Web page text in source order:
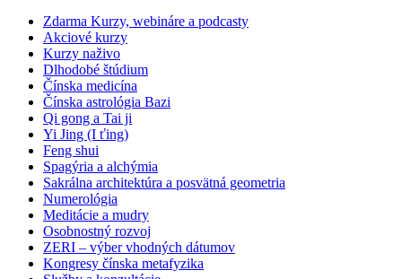
Zdarma Kurzy, webináre a podcasty
Akciové kurzy
Kurzy naživo
Dlhodobé štúdium
Čínska medicína
Čínska astrológia Bazi
Qi gong a Tai ji
Yi Jing (I ťing)
Feng shui
Spagýria a alchýmia
Sakrálna architektúra a posvätná geometria
Numerológia
Meditácie a mudry
Osobnostný rozvoj
ZERI – výber vhodných dátumov
Kongresy čínska metafyzika